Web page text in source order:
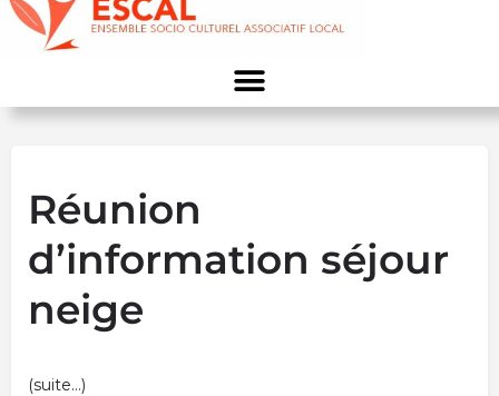
Réunion
d’information séjour
neige
(suite…)